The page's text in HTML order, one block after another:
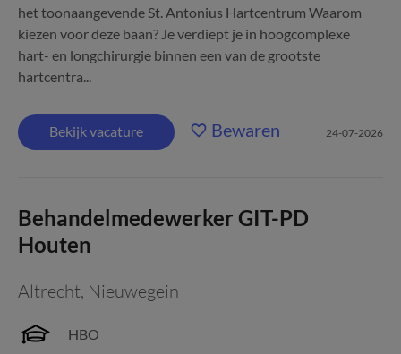
het toonaangevende St. Antonius Hartcentrum Waarom
kiezen voor deze baan? Je verdiept je in hoogcomplexe
hart- en longchirurgie binnen een van de grootste
hartcentra...
Bekijk vacature Bewaren 24-07-2026
Behandelmedewerker GIT-PD
Houten
Altrecht, Nieuwegein
HBO